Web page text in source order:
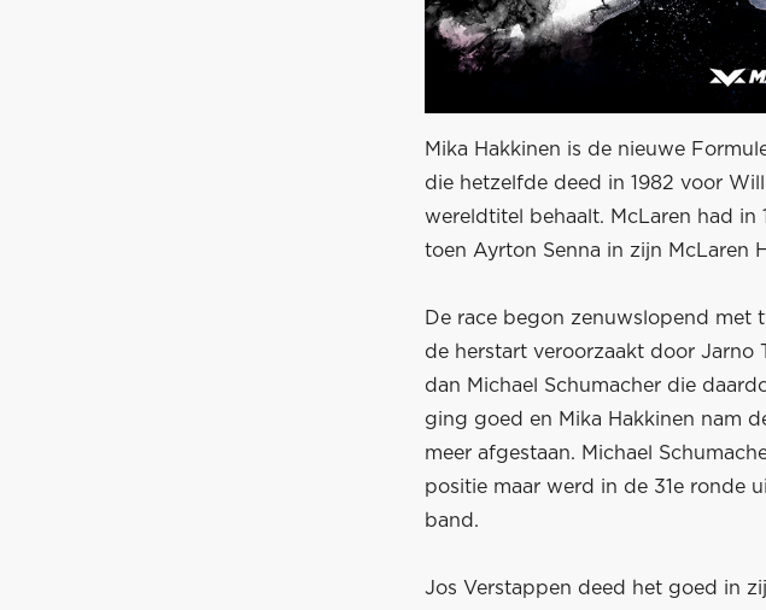
Mika Hakkinen is de nieuwe
die hetzelfde deed in 1982 voor
wereldtitel behaalt. McLaren had in
toen Ayrton Senna in zijn McLaren
De race begon zenuwslopend met
de herstart veroorzaakt door Jarno
dan Michael Schumacher die
ging goed en Mika Hakkinen nam
meer afgestaan. Michael
positie maar werd in de 31e ronde
band.
Jos Verstappen deed het goed in